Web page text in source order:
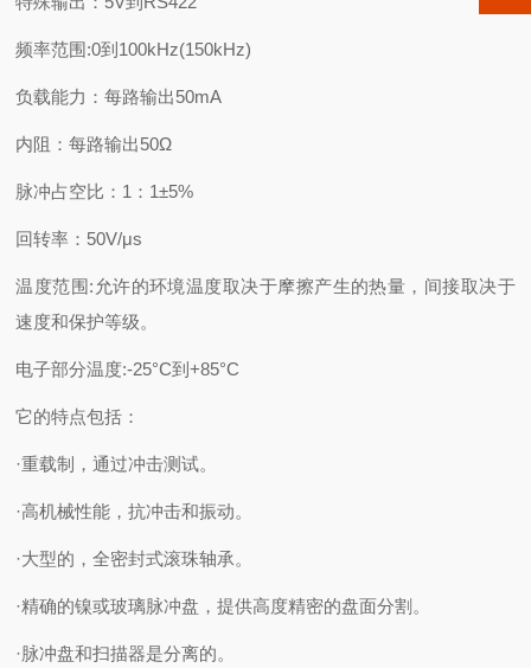
频率范围:0到100kHz(150kHz)
负载能力：每路输出50mA
内阻：每路输出50Ω
脉冲占空比：1：1±5%
回转率：50V/μs
温度范围:允许的环境温度取决于摩擦产生的热量，间接取决于
速度和保护等级。
电子部分温度:-25°C到+85°C
它的特点包括：
·重载制，通过冲击测试。
·高机械性能，抗冲击和振动。
·大型的，全密封式滚珠轴承。
·精确的镍或玻璃脉冲盘，提供高度精密的盘面分割。
·脉冲盘和扫描器是分离的。